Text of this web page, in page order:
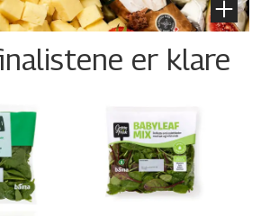
er klare